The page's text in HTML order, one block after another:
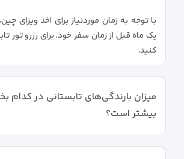
با توجه به زمان موردنیاز برای اخذ ویزای
یک ماه قبل از زمان سفر خود، برای رزرو تور
کنید.
میزان بارندگی‌های تابستانی در
بیشتر است؟